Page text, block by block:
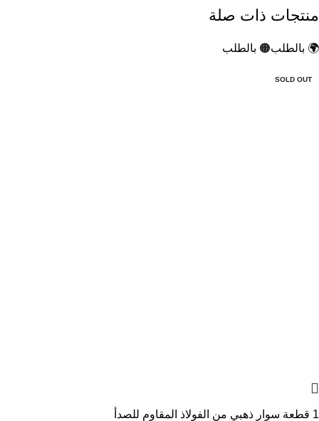
منتجات ذات صلة
🌍 بالطلب🟠 بالطلب
SOLD OUT
1 قطعة سوار ذهبي من الفولاذ المقاوم للصدأ